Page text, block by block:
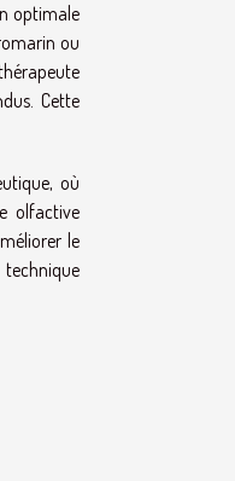
optimale
ou
Cette
où
olfactive
le